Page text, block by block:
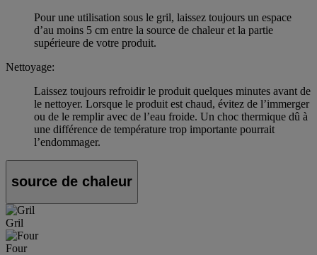
Pour une utilisation sous le gril, laissez toujours un espace
d’au moins 5 cm entre la source de chaleur et la partie
supérieure de votre produit.
Nettoyage:
Laissez toujours refroidir le produit quelques minutes avant de
le nettoyer. Lorsque le produit est chaud, évitez de l’immerger
ou de le remplir avec de l’eau froide. Un choc thermique dû à
une différence de température trop importante pourrait
l’endommager.
source de chaleur
Gril
Four